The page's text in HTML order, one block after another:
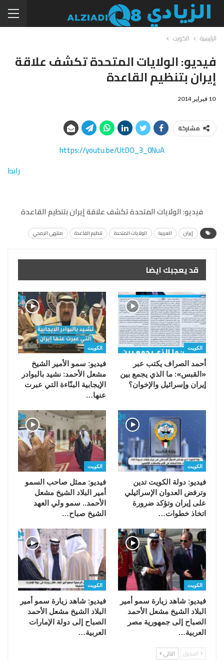
الرئيسية الكويت
فيديو: الولايات المتحدة تكشف علاقة
إيران بتنظيم القاعدة
10 فبراير 2014
مشاركة
https://youtu.be/UtDO_3_0NuA
رابط
فيديو: الولايات المتحدة تكشف علاقة إيران بتنظيم القاعدة
إيران العربية الولايات المتحدة تنظيم القاعدة منتهى الرمحي
قد يعجبك ايضا
الكويت
أحمد الصراف يكتب عبر
«القبس»: ما الذي يجمع بين
إيران وإسرائيل والإخوان؟
الكويت
فيديو: سمو الأمير الشيخ
مشعل الأحمد: نشيد بالبوادر
الإيجابية البنّاءة التي عبرت
عنها…
الكويت
فيديو: دولة الكويت تدين
وترفض العدوان الإسرائيلي
على إيران وتؤكد ضرورة
اتخاذ خطوات…
الكويت
فيديو: ممثل صاحب السمو
أمير البلاد الشيخ مشعل
الأحمد.. سمو ولي العهد
الشيخ صباح…
الكويت
فيديو: شاهد زيارة سمو أمير
البلاد الشيخ مشعل الأحمد
الصباح إلى جمهورية مصر
العربية…
الكويت
فيديو: شاهد زيارة سمو أمير
البلاد الشيخ مشعل الأحمد
الصباح إلى دولة الإمارات
العربية…
السابق التالي